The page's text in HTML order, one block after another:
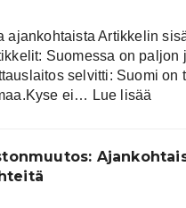
ajankohtaista Artikkelin
Suomessa on pal­jon
selvitti: Suomi on
ei… Lue lisää
ja